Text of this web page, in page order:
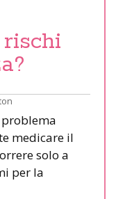
problema
medicare il
solo a
per la